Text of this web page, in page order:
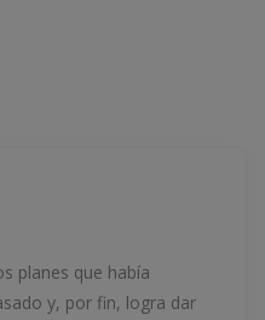
planes que había
y, por fin, logra dar